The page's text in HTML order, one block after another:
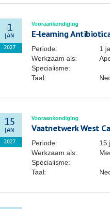
1
JAN
2027
Vooraankondiging
E-learning
Periode:
1
Werkzaam als:
Specialisme:
Taal:
15
JAN
2027
Vooraankondiging
Vaatnetwerk West
Periode:
15
Werkzaam als:
Specialisme:
Taal: